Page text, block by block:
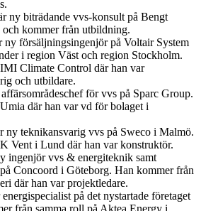
ny biträdande vvs-konsult på Bengt
kommer från utbildning.
ny försäljningsingenjör på Voltair System
i region Väst och region Stockholm.
Climate Control där han var
och utbildare.
för vvs på Sparc Group.
där han var vd för bolaget i
ny teknikansvarig vvs på Sweco i Malmö.
Vent i Lund där han var konstruktör.
ingenjör vvs & energiteknik samt
Concoord i Göteborg. Han kommer från
där han var projektledare.
energispecialist på det nystartade företaget
från samma roll på Aktea Energy i